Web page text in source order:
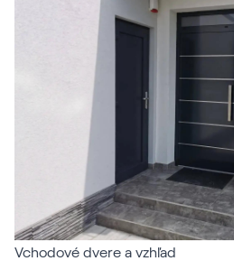
Vchodové dvere a vzhľad